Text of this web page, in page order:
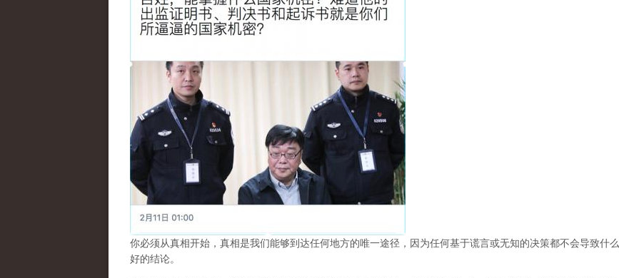
你必须从真相开始，真相是我们能够到达任何地方的唯一途径，因为任何基于谎言或无知的决策都不会导致什么
好的结论。